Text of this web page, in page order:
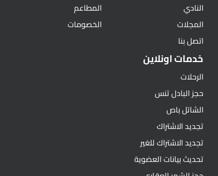
النادي
المجلات
اتصل بنا
المطاعم
الخصومات
خدمات اونلاين
الرحلات
حجز البادل تنس
الشاتل باص
تجديد الاشتراك
تجديد الاشتراك للغير
تحديث بيانات العضوية